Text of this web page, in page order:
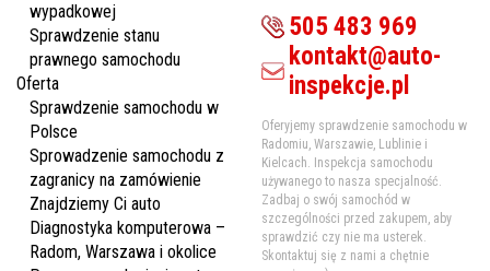
wypadkowej
Sprawdzenie stanu
prawnego samochodu
Oferta
Sprawdzenie samochodu w
Polsce
Sprowadzenie samochodu z
zagranicy na zamówienie
Znajdziemy Ci auto
Diagnostyka komputerowa –
Radom, Warszawa i okolice
505 483 969
kontakt@auto-
inspekcje.pl
Oferyjemy sprawdzenie samochodu w
Radomiu, Warszawie, Lublinie i
Kielcach. Inspekcja samochodu
używanego to nasza specjalność.
Zadbaj o swój samochód w
szczególności przed zakupem, aby
sprawdzić czy nie ma usterek.
Skontaktuj się z nami a chętnie